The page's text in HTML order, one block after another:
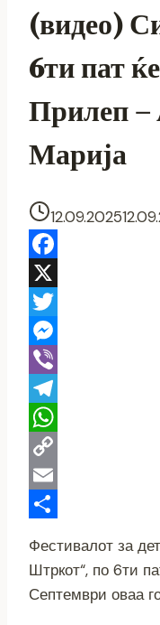
(видео)
6ти пат
Прилеп –
Марија
12.09.2025
Facebook
X
Twitter
Messenger
Viber
Telegram
WhatsApp
Copy
Link
Email
Фестивалот за
Штркот“, по 6ти
Септември оваа